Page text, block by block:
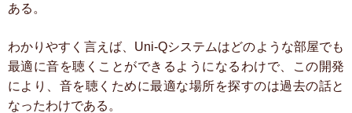
ある。
わかりやすく言えば、Uni-Qシステムはどのような部屋でも
最適に音を聴くことができるようになるわけで、この開発
により、音を聴くために最適な場所を探すのは過去の話と
なったわけである。